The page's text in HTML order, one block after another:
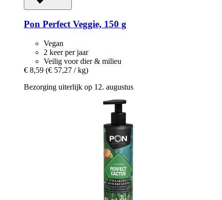
Pon Perfect Veggie, 150 g
Vegan
2 keer per jaar
Veilig voor dier & milieu
€ 8,59 (€ 57,27 / kg)
Bezorging uiterlijk op 12. augustus